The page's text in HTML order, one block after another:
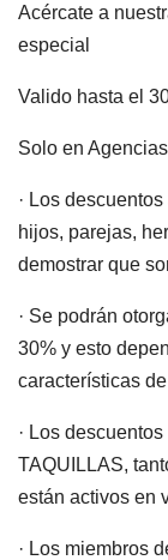
Acércate a
especial
Valido hasta el
Solo en
· Los
hijos, parejas,
demostrar que
· Se podrán
30% y esto
características
· Los
TAQUILLAS,
están activos en
· Los miembros